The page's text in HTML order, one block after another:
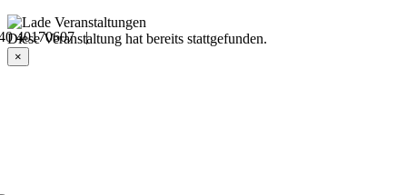
Skip
to
content
40170607 |
Veranstaltungsdetails
Diese Veranstaltung hat bereits stattgefunden.
×